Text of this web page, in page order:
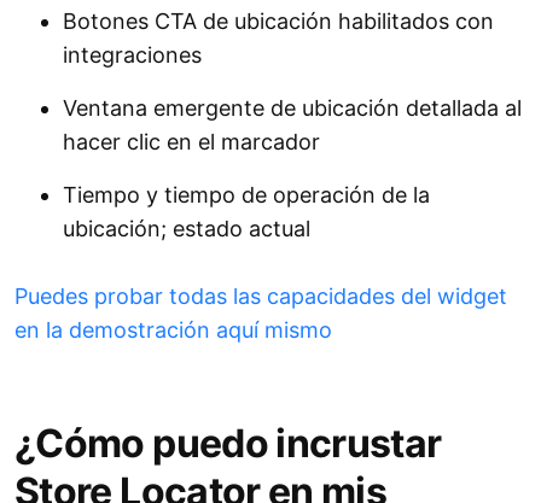
Botones CTA de ubicación habilitados con
integraciones
Ventana emergente de ubicación detallada al
hacer clic en el marcador
Tiempo y tiempo de operación de la
ubicación; estado actual
Puedes probar todas las capacidades del widget
en la demostración aquí mismo
¿Cómo puedo incrustar
Store Locator en mis